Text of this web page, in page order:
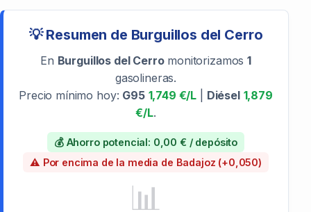
💡 Resumen de Burguillos del Cerro
En Burguillos del Cerromonitorizamos1
gasolineras.
Precio mínimo hoy: G95 1,749 €/L Diésel 1,879
€/L.
💰 Ahorro potencial: 0,00 € / depósito
⚠️ Por encima de la media de Badajoz (+0,050)
📊